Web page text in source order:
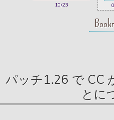
10/23
パッチ1.26 で CC
とに